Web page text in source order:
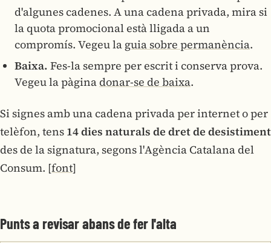
d'algunes cadenes. A una cadena privada, mira si
la quota promocional està lligada a un
compromís. Vegeu la guia sobre permanència.
Baixa. Fes-la sempre per escrit i conserva prova.
Vegeu la pàginadonar-se de baixa.
Si signes amb una cadena privada per internet o per
telèfon, tens 14 dies naturals de dret de desistiment
des de la signatura, segons l'Agència Catalana del
Consum. [font]
Punts a revisar abans de fer l'alta